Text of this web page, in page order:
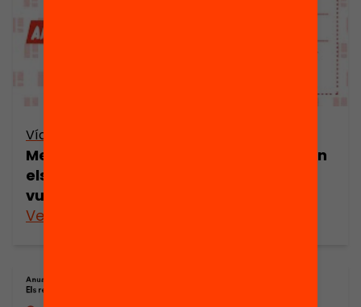
Vídeo
Mestres d’oportunitats: què necessiten
els docents per educar en entorns de
vulnerabilitat?
Veure’n més